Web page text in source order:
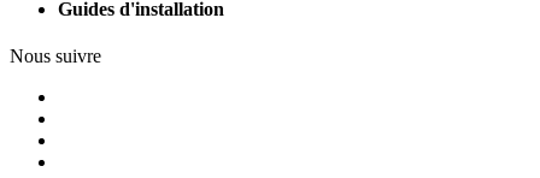
Guides d'installation
Nous suivre